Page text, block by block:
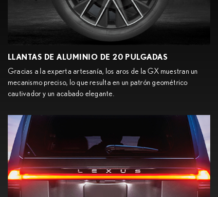
LLANTAS DE ALUMINIO DE 20 PULGADAS
Gracias a la experta artesanía, los aros de la GX muestran un
mecanismo preciso, lo que resulta en un patrón geométrico
cautivador y un acabado elegante.